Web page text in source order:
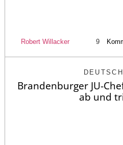
Robert Willacker 9
Brandenburger JU-
ab und